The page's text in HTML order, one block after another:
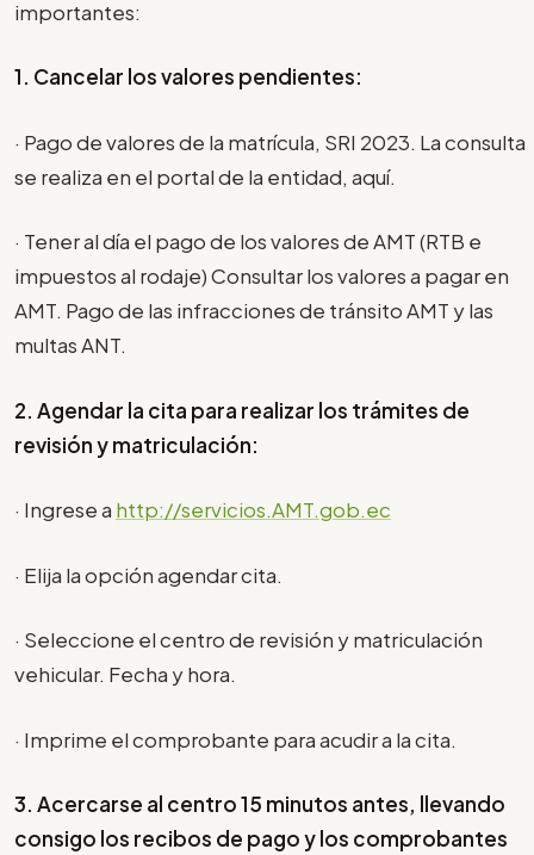
importantes:
1. Cancelar los valores pendientes:
· Pago de valores de la matrícula, SRI 2023. La consulta
se realiza en el portal de la entidad, aquí.
· Tener al día el pago de los valores de AMT (RTB e
impuestos al rodaje) Consultar los valores a pagar en
AMT. Pago de las infracciones de tránsito AMT y las
multas ANT.
2. Agendar la cita para realizar los trámites de
revisión y matriculación:
· Ingrese a http://servicios.AMT.gob.ec
· Elija la opción agendar cita.
· Seleccione el centro de revisión y matriculación
vehicular. Fecha y hora.
· Imprime el comprobante para acudir a la cita.
3. Acercarse al centro 15 minutos antes, llevando
consigo los recibos de pago y los comprobantes